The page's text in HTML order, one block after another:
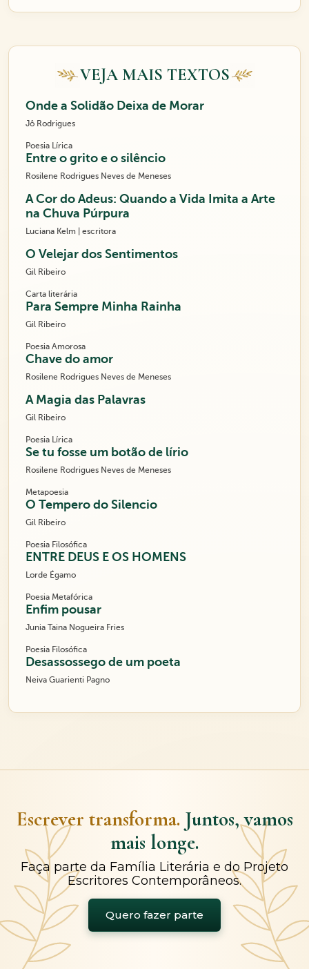
VEJA MAIS TEXTOS
Onde a Solidão Deixa de Morar
Jô Rodrigues
Poesia Lírica
Entre o grito e o silêncio
Rosilene Rodrigues Neves de Meneses
A Cor do Adeus: Quando a Vida Imita a Arte
na Chuva Púrpura
Luciana Kelm | escritora
O Velejar dos Sentimentos
Gil Ribeiro
Carta literária
Para Sempre Minha Rainha
Gil Ribeiro
Poesia Amorosa
Chave do amor
Rosilene Rodrigues Neves de Meneses
A Magia das Palavras
Gil Ribeiro
Poesia Lírica
Se tu fosse um botão de lírio
Rosilene Rodrigues Neves de Meneses
Metapoesia
O Tempero do Silencio
Gil Ribeiro
Poesia Filosófica
ENTRE DEUS E OS HOMENS
Lorde Égamo
Poesia Metafórica
Enfim pousar
Junia Taina Nogueira Fries
Poesia Filosófica
Desassossego de um poeta
Neiva Guarienti Pagno
Escrever transforma. Juntos, vamos
mais longe.
Faça parte da Família Literária e do Projeto
Escritores Contemporâneos.
Quero fazer parte